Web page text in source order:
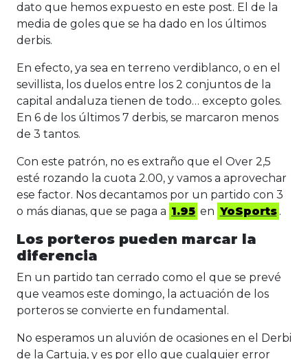
dato que hemos expuesto en este post. El de la
media de goles que se ha dado en los últimos
derbis.
En efecto, ya sea en terreno verdiblanco, o en el
sevillista, los duelos entre los 2 conjuntos de la
capital andaluza tienen de todo… excepto goles.
En 6 de los últimos 7 derbis, se marcaron menos
de 3 tantos.
Con este patrón, no es extraño que el Over 2,5
esté rozando la cuota 2.00, y vamos a aprovechar
ese factor. Nos decantamos por un partido con 3
o más dianas, que se paga a 1.95 en YoSports .
Los porteros pueden marcar la
diferencia
En un partido tan cerrado como el que se prevé
que veamos este domingo, la actuación de los
porteros se convierte en fundamental.
No esperamos un aluvión de ocasiones en el Derbi
de la Cartuja, y es por ello que cualquier error